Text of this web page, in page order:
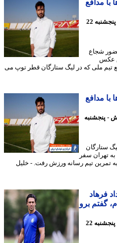
52 ماه پیش - پنجشنبه 22
شجاع
ملی که در لیگ ستارگان قطر توپ می
سفر
تیم رسانه ورزش رفت. - خلیل
برو
52 ماه پیش - پنجشنبه 22